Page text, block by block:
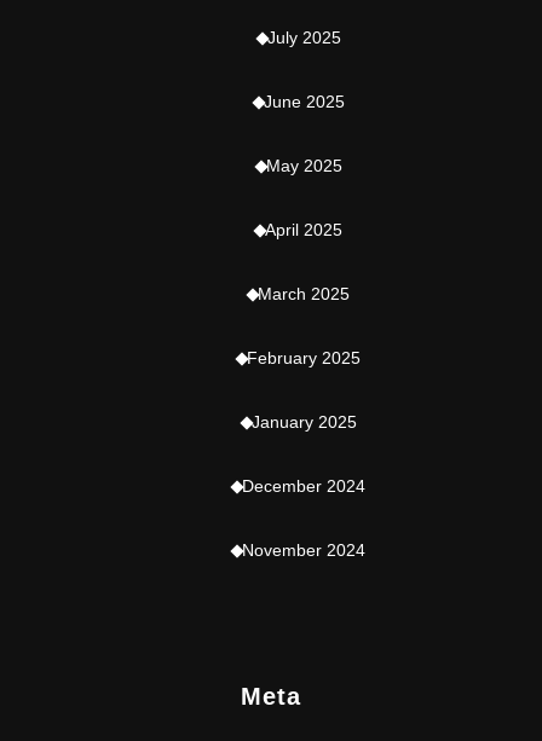
July 2025
June 2025
May 2025
April 2025
March 2025
February 2025
January 2025
December 2024
November 2024
Meta